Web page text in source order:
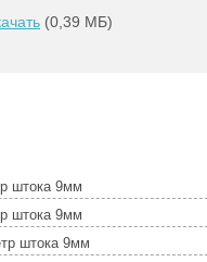
(0,39 МБ)
штока 9мм
штока 9мм
штока 9мм